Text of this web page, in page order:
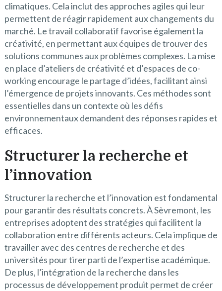
climatiques. Cela inclut des approches agiles qui leur
permettent de réagir rapidement aux changements du
marché. Le travail collaboratif favorise également la
créativité, en permettant aux équipes de trouver des
solutions communes aux problèmes complexes. La mise
en place d’ateliers de créativité et d’espaces de co-
working encourage le partage d’idées, facilitant ainsi
l’émergence de projets innovants. Ces méthodes sont
essentielles dans un contexte où les défis
environnementaux demandent des réponses rapides et
efficaces.
Structurer la recherche et
l’innovation
Structurer la recherche et l’innovation est fondamental
pour garantir des résultats concrets. À Sèvremont, les
entreprises adoptent des stratégies qui facilitent la
collaboration entre différents acteurs. Cela implique de
travailler avec des centres de recherche et des
universités pour tirer parti de l’expertise académique.
De plus, l’intégration de la recherche dans les
processus de développement produit permet de créer